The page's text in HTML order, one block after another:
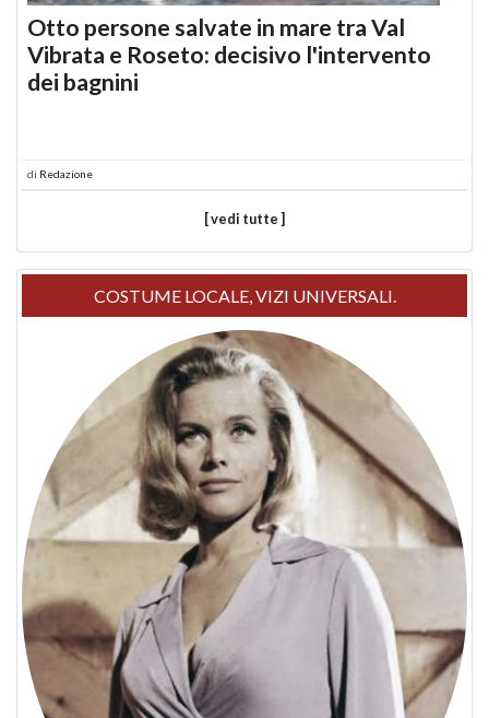
Otto persone salvate in mare tra Val
Vibrata e Roseto: decisivo l'intervento
dei bagnini
di Redazione
[ vedi tutte ]
COSTUME LOCALE, VIZI UNIVERSALI.